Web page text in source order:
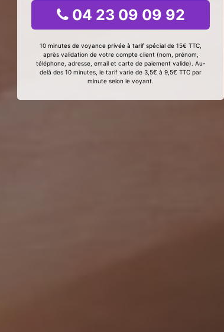
04 23 09 09 92
10 minutes de voyance privée à tarif spécial de 15€ TTC,
après validation de votre compte client (nom, prénom,
téléphone, adresse, email et carte de paiement valide). Au-
delà des 10 minutes, le tarif varie de 3,5€ à 9,5€ TTC par
minute selon le voyant.